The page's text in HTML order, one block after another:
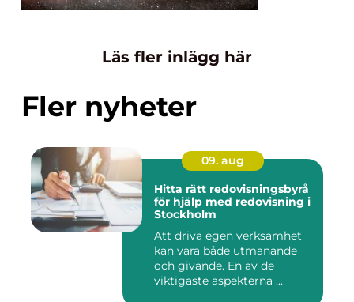
Läs fler inlägg här
Fler nyheter
09. aug
Hitta rätt redovisningsbyrå
för hjälp med redovisning i
Stockholm
Att driva egen verksamhet
kan vara både utmanande
och givande. En av de
viktigaste aspekterna ...